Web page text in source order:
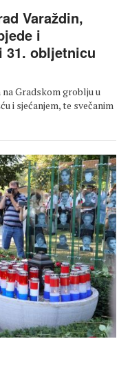
Varaždin,
i
31. obljetnicu
na Gradskom groblju u
i sjećanjem, te svečanim